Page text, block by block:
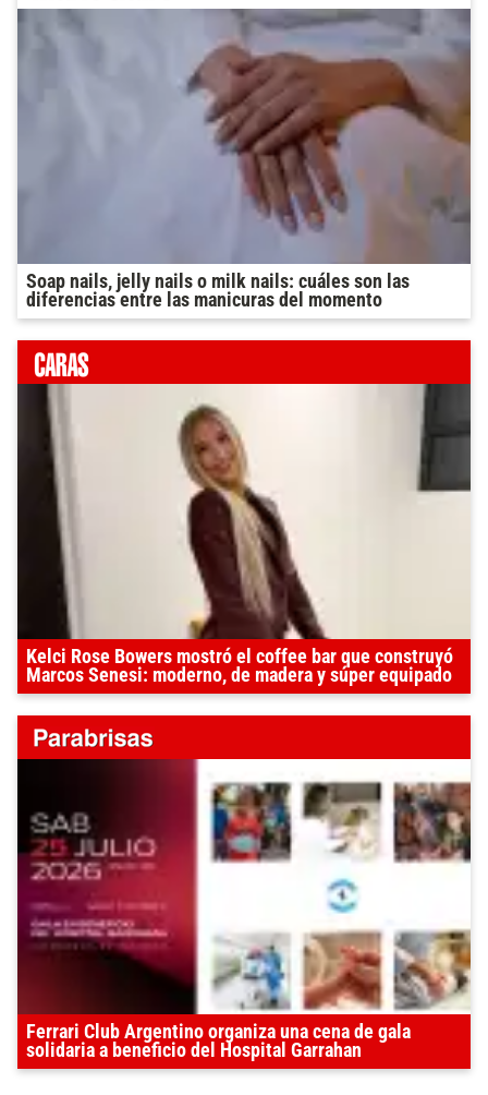
Soap nails, jelly nails o milk nails: cuáles son las
diferencias entre las manicuras del momento
Kelci Rose Bowers mostró el coffee bar que construyó
Marcos Senesi: moderno, de madera y súper equipado
Ferrari Club Argentino organiza una cena de gala
solidaria a beneficio del Hospital Garrahan